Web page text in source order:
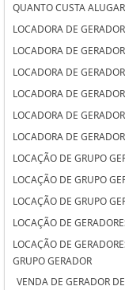
QUANTO CUSTA
LOCADORA DE
LOCADORA DE
LOCADORA DE
LOCADORA DE
LOCADORA DE
LOCADORA DE
LOCAÇÃO DE GRUPO
LOCAÇÃO DE GRUPO
LOCAÇÃO DE GRUPO
LOCAÇÃO DE
LOCAÇÃO DE
LOCAÇÃO DE
LOCAÇÃO DE
GRUPO GERADOR
VENDA DE GERADOR